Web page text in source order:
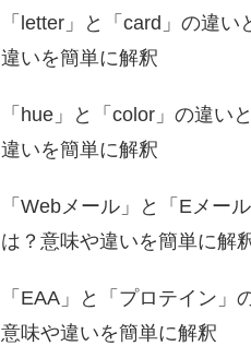
「letter」と「card」の違い
違いを簡単に解釈
「hue」と「color」の違い
違いを簡単に解釈
「Webメール」と「Eメー
は？意味や違いを簡単に解
「EAA」と「プロテイン」
意味や違いを簡単に解釈